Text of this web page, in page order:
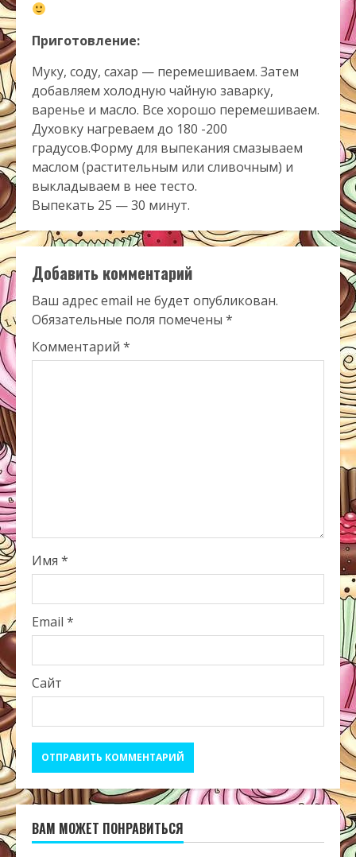
Приготовление:
Муку, соду, сахар — перемешиваем. Затем
добавляем холодную чайную заварку,
варенье и масло. Всe хорошо перемешиваем.
Духовку нагреваем до 180 -200
градусов.Форму для выпекания смазываем
маслом (растительным или сливочным) и
выкладываем в неe тесто.
Выпекать 25 — 30 минут.
Добавить комментарий
Ваш адрес email не будет опубликован.
Обязательные поля помечены *
Комментарий *
Имя *
Email *
Сайт
ВАМ МОЖЕТ ПОНРАВИТЬСЯ